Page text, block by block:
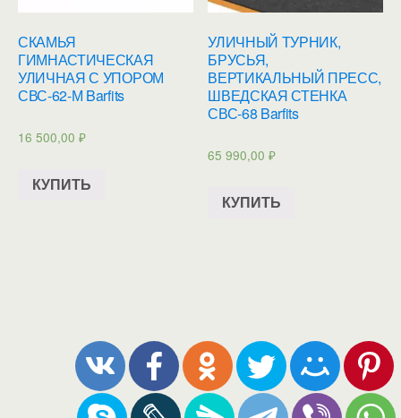
СКАМЬЯ
ГИМНАСТИЧЕСКАЯ
УЛИЧНАЯ С УПОРОМ
СВС-62-М Barfits
16 500,00 ₽
КУПИТЬ
УЛИЧНЫЙ ТУРНИК,
БРУСЬЯ,
ВЕРТИКАЛЬНЫЙ ПРЕСС,
ШВЕДСКАЯ СТЕНКА
СВС-68 Barfits
65 990,00₽
КУПИТЬ